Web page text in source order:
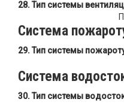
Тип системы
Система
Тип системы
Система
Тип системы